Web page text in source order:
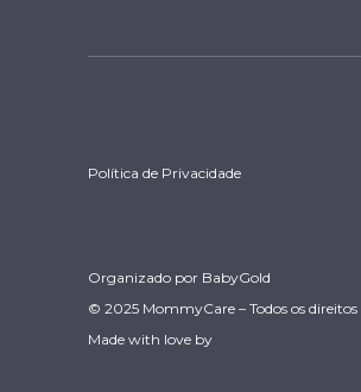
Política de Privacidade
Organizado por BabyGold
© 2025 MommyCare – Todos os direitos
Made with love by